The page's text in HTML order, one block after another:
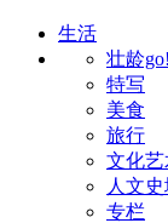
生活
壮龄go!
特写
美食
旅行
文化艺
人文
专栏